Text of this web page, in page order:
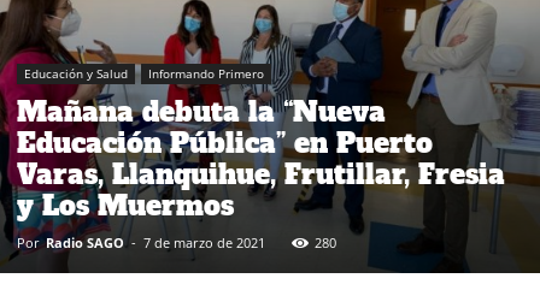
Educación y Salud Informando Primero
Mañana debuta la “Nueva
Educación Pública” en Puerto
Varas, Llanquihue, Frutillar, Fresia
y Los Muermos
Por Radio SAGO - 7 de marzo de 2021 280